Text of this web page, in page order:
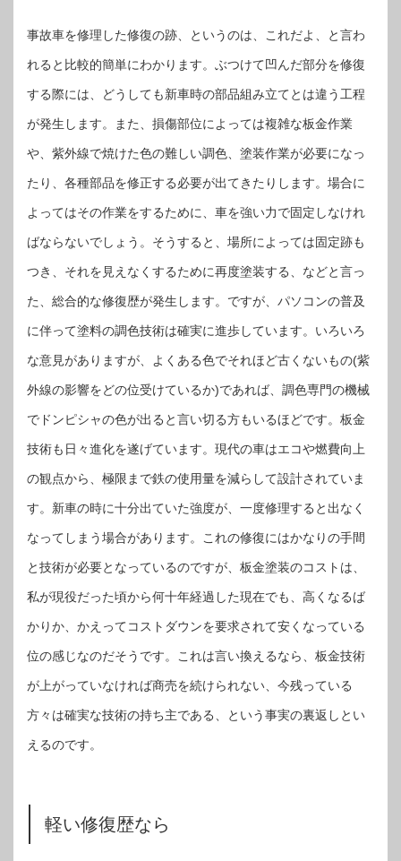
事故車を修理した修復の跡、というのは、これだよ、と言わ
れると比較的簡単にわかります。ぶつけて凹んだ部分を修復
する際には、どうしても新車時の部品組み立てとは違う工程
が発生します。また、損傷部位によっては複雑な板金作業
や、紫外線で焼けた色の難しい調色、塗装作業が必要になっ
たり、各種部品を修正する必要が出てきたりします。場合に
よってはその作業をするために、車を強い力で固定しなけれ
ばならないでしょう。そうすると、場所によっては固定跡も
つき、それを見えなくするために再度塗装する、などと言っ
た、総合的な修復歴が発生します。ですが、パソコンの普及
に伴って塗料の調色技術は確実に進歩しています。いろいろ
な意見がありますが、よくある色でそれほど古くないもの(紫
外線の影響をどの位受けているか)であれば、調色専門の機械
でドンピシャの色が出ると言い切る方もいるほどです。板金
技術も日々進化を遂げています。現代の車はエコや燃費向上
の観点から、極限まで鉄の使用量を減らして設計されていま
す。新車の時に十分出ていた強度が、一度修理すると出なく
なってしまう場合があります。これの修復にはかなりの手間
と技術が必要となっているのですが、板金塗装のコストは、
私が現役だった頃から何十年経過した現在でも、高くなるば
かりか、かえってコストダウンを要求されて安くなっている
位の感じなのだそうです。これは言い換えるなら、板金技術
が上がっていなければ商売を続けられない、今残っている
方々は確実な技術の持ち主である、という事実の裏返しとい
えるのです。
軽い修復歴なら